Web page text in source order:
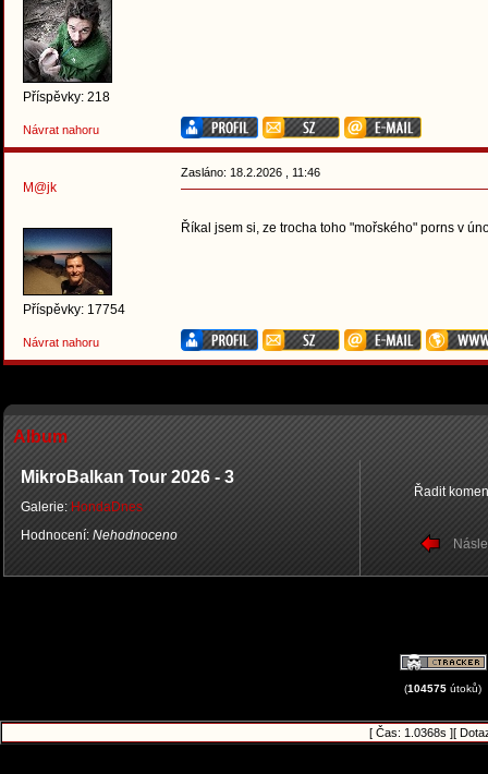
Příspěvky: 218
Návrat nahoru
M@jk
Příspěvky: 17754
Zasláno: 18.2.2026 , 11:46
Říkal jsem si, ze trocha toho "mořského" porns v
Návrat nahoru
Album
MikroBalkan Tour 2026 - 3
Galerie: HondaDnes
Hodnocení: Nehodnoceno
Řadit
(104575 útoků)
[ Čas: 1.0368s ][